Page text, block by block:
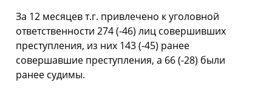
За 12 месяцев т.г. привлечено к уголовной
ответственности 274 (-46) лиц совершивших
преступления, из них 143 (-45) ранее
совершавшие преступления, а 66 (-28) были
ранее судимы.